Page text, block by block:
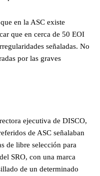
en la ASC existe
que en cerca de 50 EOI
señaladas. No
por las graves
ejecutiva de DISCO,
de ASC señalaban
de libre selección para
SRO, con una marca
de un determinado